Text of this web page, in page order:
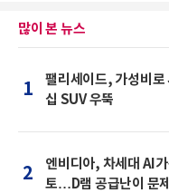
많이 본 뉴스
1
팰리세이드, 가성비로
십 SUV 우뚝
2
엔비디아, 차세대 AI
토…D램 공급난이 문제